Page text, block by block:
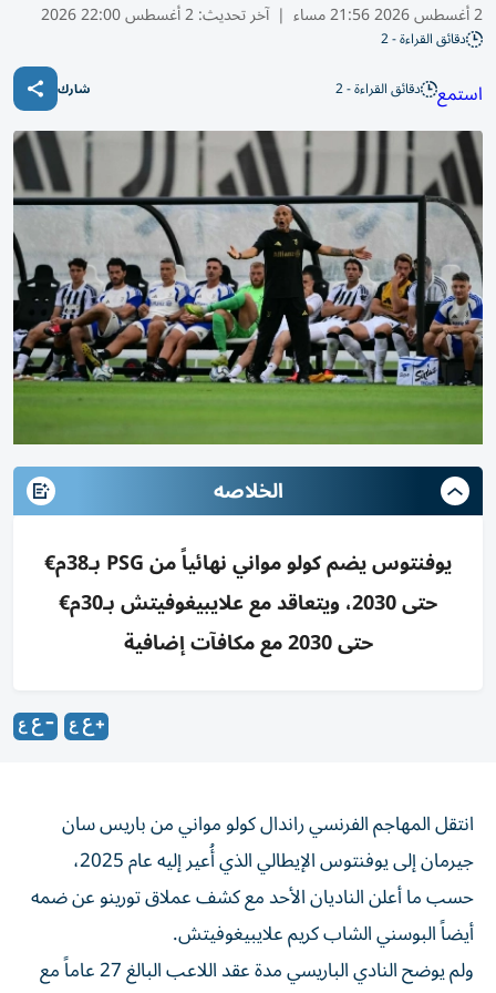
2 أغسطس 2026 21:56 مساء | آخر تحديث:2 أغسطس 22:00 2026
دقائق القراءة - 2
استمع دقائق القراءة - 2 شارك
الخلاصه
يوفنتوس يضم كولو مواني نهائياً من PSG بـ38م€
حتى 2030، ويتعاقد مع علايبيغوفيتش بـ30م€
حتى 2030 مع مكافآت إضافية
جيرمان إلى يوفنتوس الإيطالي الذي أُعير إليه عام 2025،
حسب ما أعلن الناديان الأحد مع كشف عملاق تورينو عن ضمه
أيضاً البوسني الشاب كريم علايبيغوفيتش.
ولم يوضح النادي الباريسي مدة عقد اللاعب البالغ 27 عاماً مع